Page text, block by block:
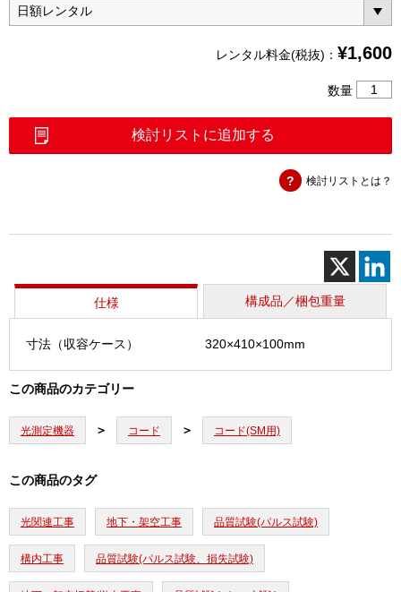
レンタル料金(税抜)： ¥1,600
数量
1.3SM
用
ー
ド
(キ
検討リストに追加する
検討リストとは？
仕様 構成品／梱包重量
寸法（収容ケース） 320×410×100mm
この商品のカテゴリー
光測定機器 コード コード(SM用)
この商品のタグ
光関連工事 地下・架空工事 品質試験(パルス試験)
構内工事 品質試験(パルス試験、損失試験)